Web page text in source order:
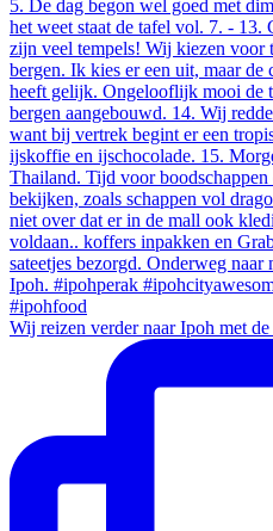
Wij reizen verder naar Ipoh met